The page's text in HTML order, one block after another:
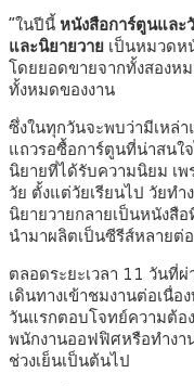
“ในปีนี้หนังสือการ์ตูนและ
และนิยายวาย เป็นหมวดห
โดยยอดขายจากทั้งสองห
ทั้งหมดของงาน
ซึ่งในทุกวันจะพบว่ามีเหล่
แถวรอซื้อการ์ตูนที่น่าสนใ
นิยายที่ได้รับความนิยม เพ
วัย ตั้งแต่วัยเรียนไป วัยท
นิยายวายกลายเป็นหนังสื
นำมาผลิตเป็นซีรีส์หลายต่อ
ตลอดระยะเวลา 11 วันที่
เดินทางเข้าชมงานต่อเนื่อ
วันแรกตอบโจทย์ความต้อ
พนักงานออฟฟิศหรือทำงา
ช่วงเย็นเป็นต้นไป